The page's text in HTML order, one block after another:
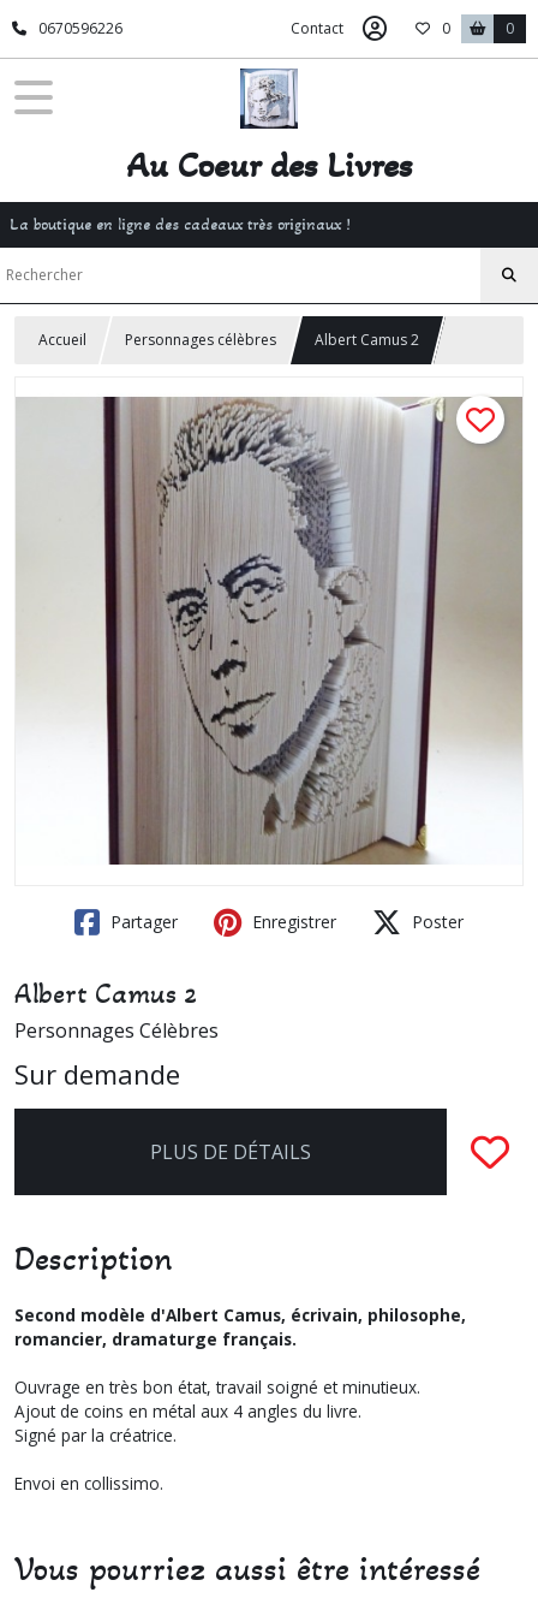
0670596226 Contact 0 0
Au Coeur des Livres
La boutique en ligne des cadeaux très originaux !
Accueil Personnages célèbres Albert Camus 2
Partager Enregistrer Poster
Albert Camus 2
Personnages Célèbres
Sur demande
PLUS DE DÉTAILS
Description
Second modèle d'Albert Camus, écrivain, philosophe,
romancier, dramaturge français.
Ouvrage en très bon état, travail soigné et minutieux.
Ajout de coins en métal aux 4 angles du livre.
Signé par la créatrice.
Envoi en collissimo.
Vous pourriez aussi être intéressé